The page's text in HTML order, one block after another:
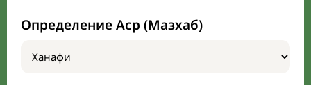
Определение Аср (Мазхаб)